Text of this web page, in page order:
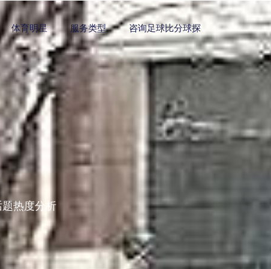
体育明星 服务类型 咨询足球比分球探
热度分析